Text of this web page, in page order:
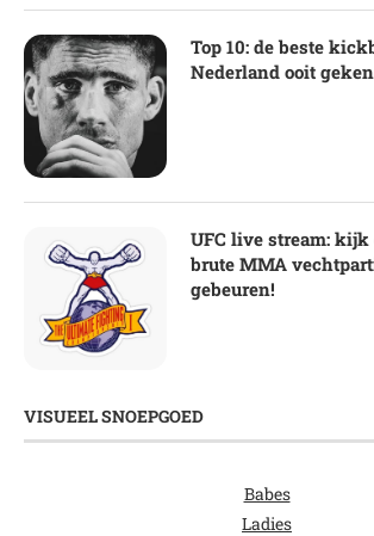
Top 10: de beste
Nederland ooit
UFC live stream: kijk
brute MMA
gebeuren!
VISUEEL SNOEPGOED
Babes
Ladies